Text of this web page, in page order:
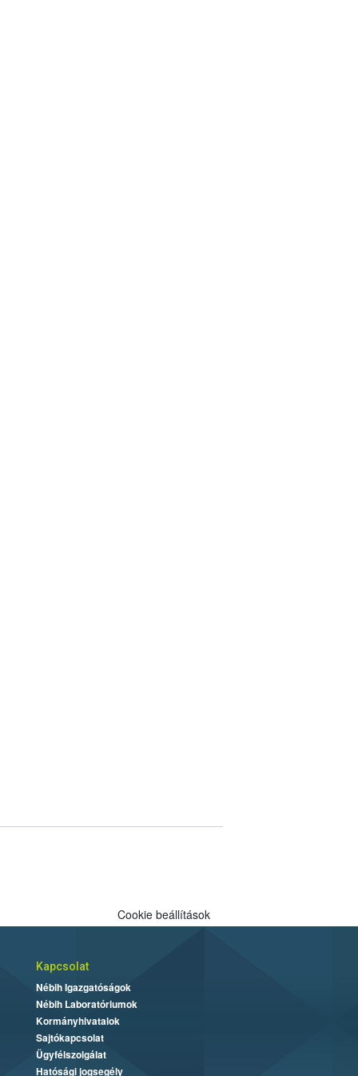
Cookie beállítások
Kapcsolat
Nébih Igazgatóságok
Nébih Laboratóriumok
Kormányhivatalok
Sajtókapcsolat
Ügyfélszolgálat
Hatósági jogsegély